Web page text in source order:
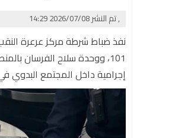
, تم النشر 2026/07/08 14:29
نفذ ضباط شرطة مركز عرعرة
101، ووحدة سلاح الفرسان
إجرامية داخل المجتمع البدوي